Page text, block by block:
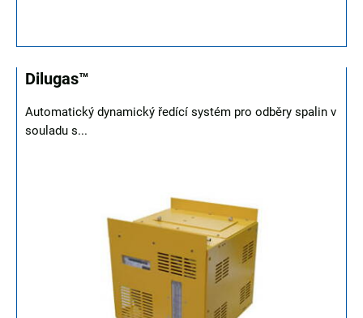
Dilugas™
Automatický dynamický ředící systém pro odběry spalin v
souladu s...